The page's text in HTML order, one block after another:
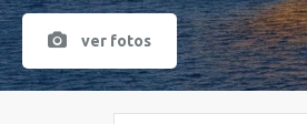
ver fotos